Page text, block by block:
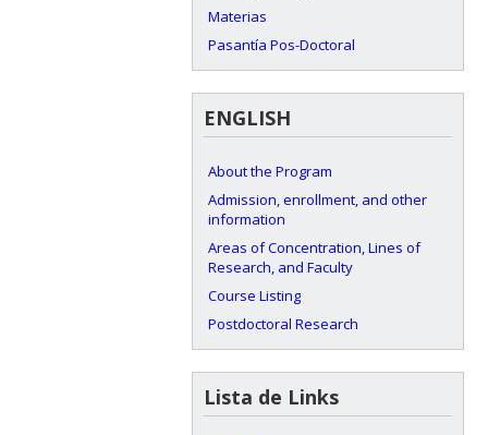
Materias
Pasantía Pos-Doctoral
ENGLISH
About the Program
Admission, enrollment, and other
information
Areas of Concentration, Lines of
Research, and Faculty
Course Listing
Postdoctoral Research
Lista de Links